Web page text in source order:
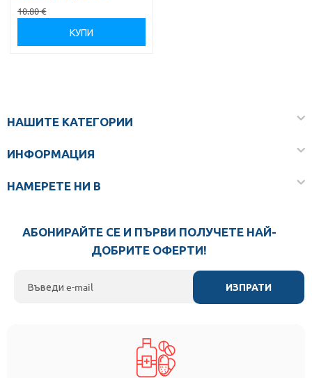
10.80€
КУПИ
НАШИТЕ КАТЕГОРИИ
ИНФОРМАЦИЯ
НАМЕРЕТЕ НИ В
АБОНИРАЙТЕ СЕ И ПЪРВИ ПОЛУЧЕТЕ НАЙ-
ДОБРИТЕ ОФЕРТИ!
ИЗПРАТИ